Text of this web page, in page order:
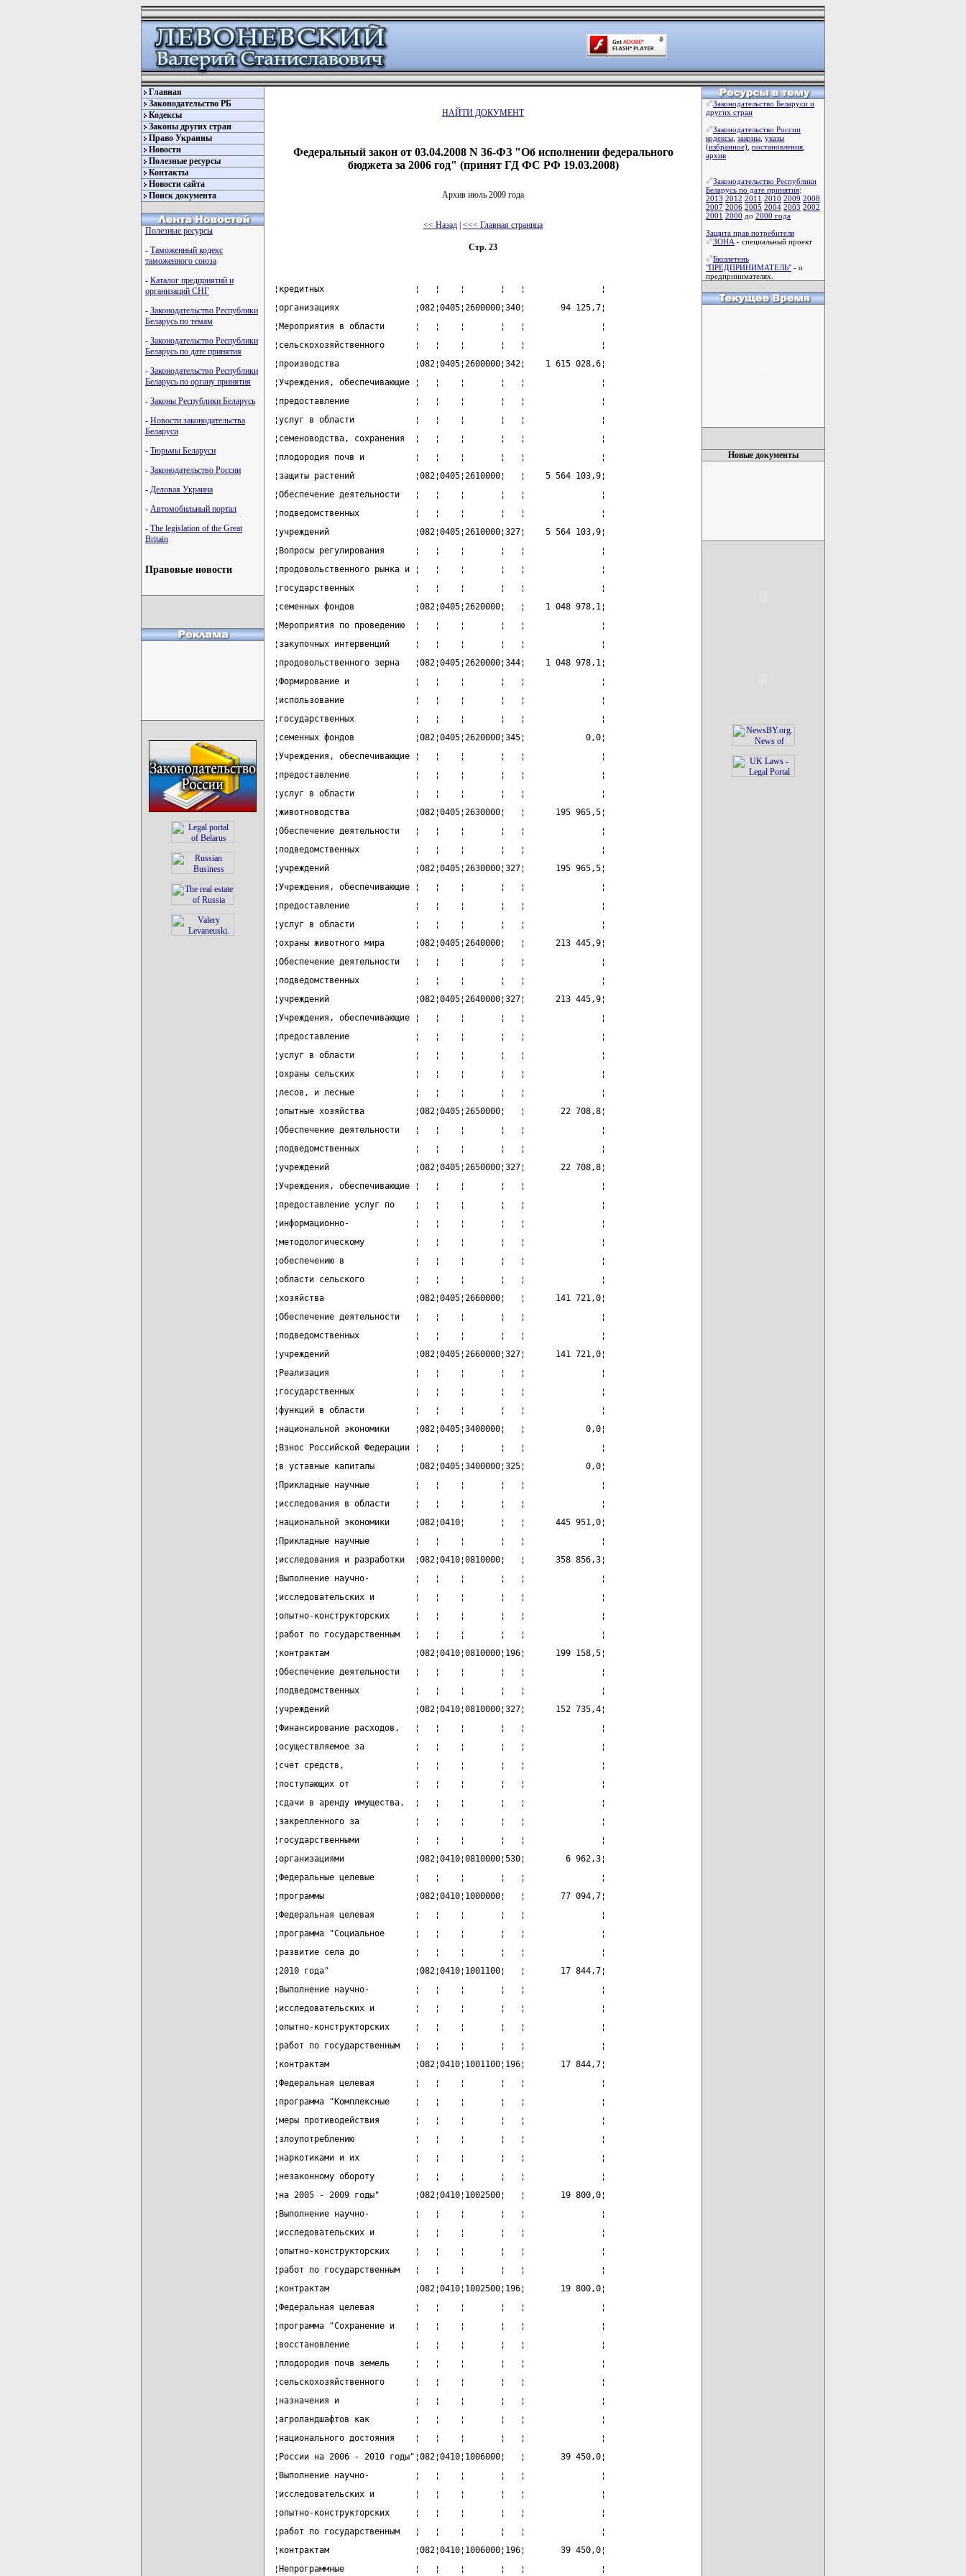
Главная
Законодательство РБ
Кодексы
Законы других стран
Право Украины
Новости
Полезные ресурсы
Контакты
Новости сайта
Поиск документа
Полезные ресурсы
- Таможенный кодекс
таможенного союза
- Каталог предприятий и
организаций СНГ
- Законодательство Республики
Беларусь по темам
- Законодательство Республики
Беларусь по дате принятия
- Законодательство Республики
Беларусь по органу принятия
- Законы Республики Беларусь
- Новости законодательства
Беларуси
- Тюрьмы Беларуси
- Законодательство России
- Деловая Украина
- Автомобильный портал
- The legislation of the Great
Britain
Правовые новости
НАЙТИ ДОКУМЕНТ
Федеральный закон от 03.04.2008 N 36-ФЗ "Об исполнении федерального
бюджета за 2006 год" (принят ГД ФС РФ 19.03.2008)
Архив июль 2009 года
<< Назад <<< Главная страница
Стр. 23
¦кредитных                  ¦   ¦    ¦       ¦   ¦               ¦
¦организациях               ¦082¦0405¦2600000¦340¦       94 125,7¦
¦Мероприятия в области      ¦   ¦    ¦       ¦   ¦               ¦
¦сельскохозяйственного      ¦   ¦    ¦       ¦   ¦               ¦
¦производства               ¦082¦0405¦2600000¦342¦    1 615 028,6¦
¦Учреждения, обеспечивающие ¦   ¦    ¦       ¦   ¦               ¦
¦предоставление             ¦   ¦    ¦       ¦   ¦               ¦
¦услуг в области            ¦   ¦    ¦       ¦   ¦               ¦
¦семеноводства, сохранения  ¦   ¦    ¦       ¦   ¦               ¦
¦плодородия почв и          ¦   ¦    ¦       ¦   ¦               ¦
¦защиты растений            ¦082¦0405¦2610000¦   ¦    5 564 103,9¦
¦Обеспечение деятельности   ¦   ¦    ¦       ¦   ¦               ¦
¦подведомственных           ¦   ¦    ¦       ¦   ¦               ¦
¦учреждений                 ¦082¦0405¦2610000¦327¦    5 564 103,9¦
¦Вопросы регулирования      ¦   ¦    ¦       ¦   ¦               ¦
¦продовольственного рынка и ¦   ¦    ¦       ¦   ¦               ¦
¦государственных            ¦   ¦    ¦       ¦   ¦               ¦
¦семенных фондов            ¦082¦0405¦2620000¦   ¦    1 048 978,1¦
¦Мероприятия по проведению  ¦   ¦    ¦       ¦   ¦               ¦
¦закупочных интервенций     ¦   ¦    ¦       ¦   ¦               ¦
¦продовольственного зерна   ¦082¦0405¦2620000¦344¦    1 048 978,1¦
¦Формирование и             ¦   ¦    ¦       ¦   ¦               ¦
¦использование              ¦   ¦    ¦       ¦   ¦               ¦
¦государственных            ¦   ¦    ¦       ¦   ¦               ¦
¦семенных фондов            ¦082¦0405¦2620000¦345¦            0,0¦
¦Учреждения, обеспечивающие ¦   ¦    ¦       ¦   ¦               ¦
¦предоставление             ¦   ¦    ¦       ¦   ¦               ¦
¦услуг в области            ¦   ¦    ¦       ¦   ¦               ¦
¦животноводства             ¦082¦0405¦2630000¦   ¦      195 965,5¦
¦Обеспечение деятельности   ¦   ¦    ¦       ¦   ¦               ¦
¦подведомственных           ¦   ¦    ¦       ¦   ¦               ¦
¦учреждений                 ¦082¦0405¦2630000¦327¦      195 965,5¦
¦Учреждения, обеспечивающие ¦   ¦    ¦       ¦   ¦               ¦
¦предоставление             ¦   ¦    ¦       ¦   ¦               ¦
¦услуг в области            ¦   ¦    ¦       ¦   ¦               ¦
¦охраны животного мира      ¦082¦0405¦2640000¦   ¦      213 445,9¦
¦Обеспечение деятельности   ¦   ¦    ¦       ¦   ¦               ¦
¦подведомственных           ¦   ¦    ¦       ¦   ¦               ¦
¦учреждений                 ¦082¦0405¦2640000¦327¦      213 445,9¦
¦Учреждения, обеспечивающие ¦   ¦    ¦       ¦   ¦               ¦
¦предоставление             ¦   ¦    ¦       ¦   ¦               ¦
¦услуг в области            ¦   ¦    ¦       ¦   ¦               ¦
¦охраны сельских            ¦   ¦    ¦       ¦   ¦               ¦
¦лесов, и лесные            ¦   ¦    ¦       ¦   ¦               ¦
¦опытные хозяйства          ¦082¦0405¦2650000¦   ¦       22 708,8¦
¦Обеспечение деятельности   ¦   ¦    ¦       ¦   ¦               ¦
¦подведомственных           ¦   ¦    ¦       ¦   ¦               ¦
¦учреждений                 ¦082¦0405¦2650000¦327¦       22 708,8¦
¦Учреждения, обеспечивающие ¦   ¦    ¦       ¦   ¦               ¦
¦предоставление услуг по    ¦   ¦    ¦       ¦   ¦               ¦
¦информационно-             ¦   ¦    ¦       ¦   ¦               ¦
¦методологическому          ¦   ¦    ¦       ¦   ¦               ¦
¦обеспечению в              ¦   ¦    ¦       ¦   ¦               ¦
¦области сельского          ¦   ¦    ¦       ¦   ¦               ¦
¦хозяйства                  ¦082¦0405¦2660000¦   ¦      141 721,0¦
¦Обеспечение деятельности   ¦   ¦    ¦       ¦   ¦               ¦
¦подведомственных           ¦   ¦    ¦       ¦   ¦               ¦
¦учреждений                 ¦082¦0405¦2660000¦327¦      141 721,0¦
¦Реализация                 ¦   ¦    ¦       ¦   ¦               ¦
¦государственных            ¦   ¦    ¦       ¦   ¦               ¦
¦функций в области          ¦   ¦    ¦       ¦   ¦               ¦
¦национальной экономики     ¦082¦0405¦3400000¦   ¦            0,0¦
¦Взнос Российской Федерации ¦   ¦    ¦       ¦   ¦               ¦
¦в уставные капиталы        ¦082¦0405¦3400000¦325¦            0,0¦
¦Прикладные научные         ¦   ¦    ¦       ¦   ¦               ¦
¦исследования в области     ¦   ¦    ¦       ¦   ¦               ¦
¦национальной экономики     ¦082¦0410¦       ¦   ¦      445 951,0¦
¦Прикладные научные         ¦   ¦    ¦       ¦   ¦               ¦
¦исследования и разработки  ¦082¦0410¦0810000¦   ¦      358 856,3¦
¦Выполнение научно-         ¦   ¦    ¦       ¦   ¦               ¦
¦исследовательских и        ¦   ¦    ¦       ¦   ¦               ¦
¦опытно-конструкторских     ¦   ¦    ¦       ¦   ¦               ¦
¦работ по государственным   ¦   ¦    ¦       ¦   ¦               ¦
¦контрактам                 ¦082¦0410¦0810000¦196¦      199 158,5¦
¦Обеспечение деятельности   ¦   ¦    ¦       ¦   ¦               ¦
¦подведомственных           ¦   ¦    ¦       ¦   ¦               ¦
¦учреждений                 ¦082¦0410¦0810000¦327¦      152 735,4¦
¦Финансирование расходов,   ¦   ¦    ¦       ¦   ¦               ¦
¦осуществляемое за          ¦   ¦    ¦       ¦   ¦               ¦
¦счет средств,              ¦   ¦    ¦       ¦   ¦               ¦
¦поступающих от             ¦   ¦    ¦       ¦   ¦               ¦
¦сдачи в аренду имущества,  ¦   ¦    ¦       ¦   ¦               ¦
¦закрепленного за           ¦   ¦    ¦       ¦   ¦               ¦
¦государственными           ¦   ¦    ¦       ¦   ¦               ¦
¦организациями              ¦082¦0410¦0810000¦530¦        6 962,3¦
¦Федеральные целевые        ¦   ¦    ¦       ¦   ¦               ¦
¦программы                  ¦082¦0410¦1000000¦   ¦       77 094,7¦
¦Федеральная целевая        ¦   ¦    ¦       ¦   ¦               ¦
¦программа "Социальное      ¦   ¦    ¦       ¦   ¦               ¦
¦развитие села до           ¦   ¦    ¦       ¦   ¦               ¦
¦2010 года"                 ¦082¦0410¦1001100¦   ¦       17 844,7¦
¦Выполнение научно-         ¦   ¦    ¦       ¦   ¦               ¦
¦исследовательских и        ¦   ¦    ¦       ¦   ¦               ¦
¦опытно-конструкторских     ¦   ¦    ¦       ¦   ¦               ¦
¦работ по государственным   ¦   ¦    ¦       ¦   ¦               ¦
¦контрактам                 ¦082¦0410¦1001100¦196¦       17 844,7¦
¦Федеральная целевая        ¦   ¦    ¦       ¦   ¦               ¦
¦программа "Комплексные     ¦   ¦    ¦       ¦   ¦               ¦
¦меры противодействия       ¦   ¦    ¦       ¦   ¦               ¦
¦злоупотреблению            ¦   ¦    ¦       ¦   ¦               ¦
¦наркотиками и их           ¦   ¦    ¦       ¦   ¦               ¦
¦незаконному обороту        ¦   ¦    ¦       ¦   ¦               ¦
¦на 2005 - 2009 годы"       ¦082¦0410¦1002500¦   ¦       19 800,0¦
¦Выполнение научно-         ¦   ¦    ¦       ¦   ¦               ¦
¦исследовательских и        ¦   ¦    ¦       ¦   ¦               ¦
¦опытно-конструкторских     ¦   ¦    ¦       ¦   ¦               ¦
¦работ по государственным   ¦   ¦    ¦       ¦   ¦               ¦
¦контрактам                 ¦082¦0410¦1002500¦196¦       19 800,0¦
¦Федеральная целевая        ¦   ¦    ¦       ¦   ¦               ¦
¦программа "Сохранение и    ¦   ¦    ¦       ¦   ¦               ¦
¦восстановление             ¦   ¦    ¦       ¦   ¦               ¦
¦плодородия почв земель     ¦   ¦    ¦       ¦   ¦               ¦
¦сельскохозяйственного      ¦   ¦    ¦       ¦   ¦               ¦
¦назначения и               ¦   ¦    ¦       ¦   ¦               ¦
¦агроландшафтов как         ¦   ¦    ¦       ¦   ¦               ¦
¦национального достояния    ¦   ¦    ¦       ¦   ¦               ¦
¦России на 2006 - 2010 годы"¦082¦0410¦1006000¦   ¦       39 450,0¦
¦Выполнение научно-         ¦   ¦    ¦       ¦   ¦               ¦
¦исследовательских и        ¦   ¦    ¦       ¦   ¦               ¦
¦опытно-конструкторских     ¦   ¦    ¦       ¦   ¦               ¦
¦работ по государственным   ¦   ¦    ¦       ¦   ¦               ¦
¦контрактам                 ¦082¦0410¦1006000¦196¦       39 450,0¦
¦Непрограммные              ¦   ¦    ¦       ¦   ¦               ¦
Законодательство Беларуси и
других стран
Законодательство России
кодексы законы указы
(избранное) постановления
архив
Законодательство Республики
Беларусь по дате принятия:
2013 2012 2011 2010 2009 2008
2007 2006 2005 2004 2003 2002
2001 2000 до 2000 года
Защита прав потребителя
ЗОНА - специальный проект
Бюллетень
"ПРЕДПРИНИМАТЕЛЬ" - о
предпринимателях.
Новые документы